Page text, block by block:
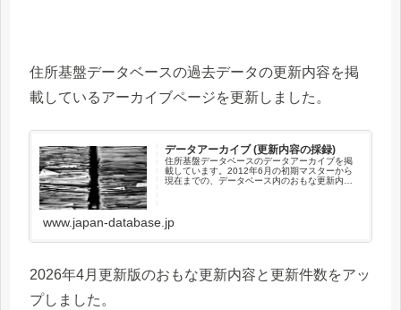
住所基盤データベースの過去データの更新内容を掲
載しているアーカイブページを更新しました。
データアーカイブ (更新内容の採録)
住所基盤データベースのデータアーカイブを掲
載しています。2012年6月の初期マスターから
現在までの、データベース内のおもな更新内容
www.japan-database.jp
2026年4月更新版のおもな更新内容と更新件数をアッ
プしました。